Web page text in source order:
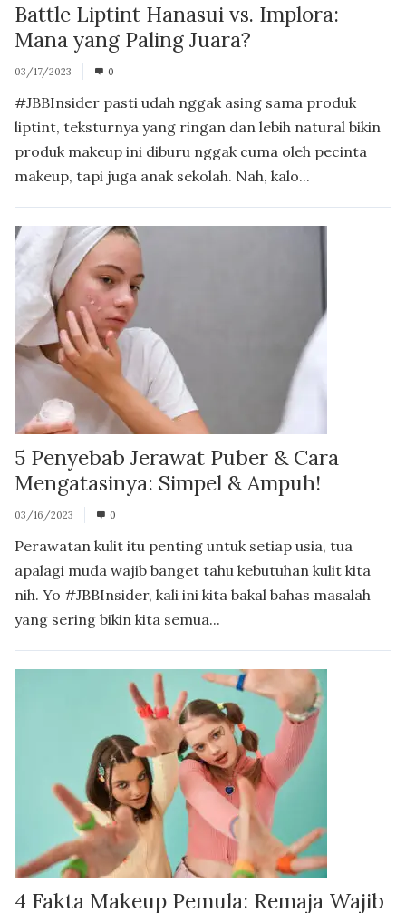
Battle Liptint Hanasui vs. Implora:
Mana yang Paling Juara?
03/17/2023 0
#JBBInsider pasti udah nggak asing sama produk
liptint, teksturnya yang ringan dan lebih natural bikin
produk makeup ini diburu nggak cuma oleh pecinta
makeup, tapi juga anak sekolah. Nah, kalo...
5 Penyebab Jerawat Puber & Cara
Mengatasinya: Simpel & Ampuh!
03/16/2023 0
Perawatan kulit itu penting untuk setiap usia, tua
apalagi muda wajib banget tahu kebutuhan kulit kita
nih. Yo #JBBInsider, kali ini kita bakal bahas masalah
yang sering bikin kita semua...
4 Fakta Makeup Pemula: Remaja Wajib